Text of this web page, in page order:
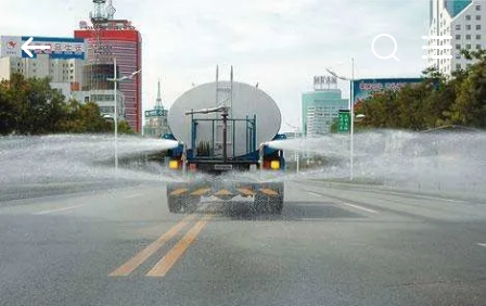
HUIS
PRODUCTEN
ONGEVEER
ONS
INDUSTRY
CO.,
LTD..
All
Rights
Reserved.